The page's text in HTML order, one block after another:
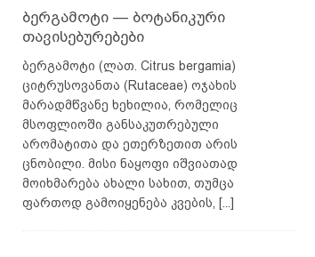
ბერგამოტი — ბოტანიკური
თავისებურებები
ბერგამოტი (ლათ. Citrus bergamia)
ციტრუსოვანთა (Rutaceae) ოჯახის
მარადმწვანე ხეხილია, რომელიც
მსოფლიოში განსაკუთრებული
არომატითა და ეთერზეთით არის
ცნობილი. მისი ნაყოფი იშვიათად
მოიხმარება ახალი სახით, თუმცა
ფართოდ გამოიყენება კვების,
[...]